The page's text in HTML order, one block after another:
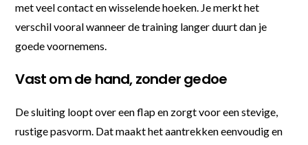
met veel contact en wisselende hoeken. Je merkt het
verschil vooral wanneer de training langer duurt dan je
goede voornemens.
Vast om de hand, zonder gedoe
De sluiting loopt over een flap en zorgt voor een stevige,
rustige pasvorm. Dat maakt het aantrekken eenvoudig en